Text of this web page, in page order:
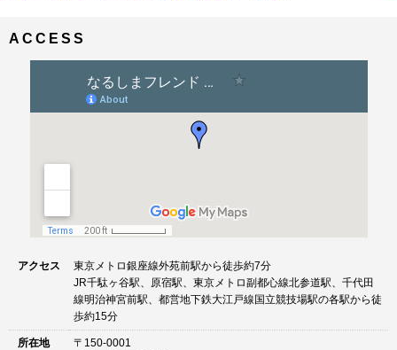
ゲACCESS
アクセス
東京メトロ銀座線外苑前駅から徒歩約7分
JR千駄ヶ谷駅、原宿駅、東京メトロ副都心線北参道駅、千代田
線明治神宮前駅、都営地下鉄大江戸線国立競技場駅の各駅から徒
歩約15分
所在地
〒150-0001